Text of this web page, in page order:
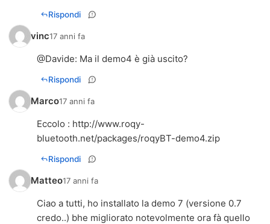
Rispondi
vinc17 anni fa
@Davide: Ma il demo4 è già uscito?
Rispondi
Marco17 anni fa
Eccolo : http://www.roqy-
bluetooth.net/packages/roqyBT-demo4.zip
Rispondi
Matteo17 anni fa
Ciao a tutti, ho installato la demo 7 (versione 0.7
credo..) bhe migliorato notevolmente ora fà quello